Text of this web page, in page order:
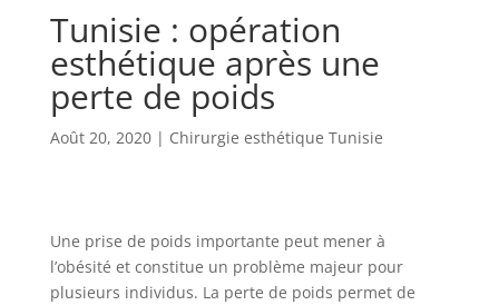
Tunisie : opération
esthétique après une
perte de poids
Août 20, 2020| Chirurgie esthétique Tunisie
Une prise de poids importante peut mener à
l’obésité et constitue un problème majeur pour
plusieurs individus. La perte de poids permet de